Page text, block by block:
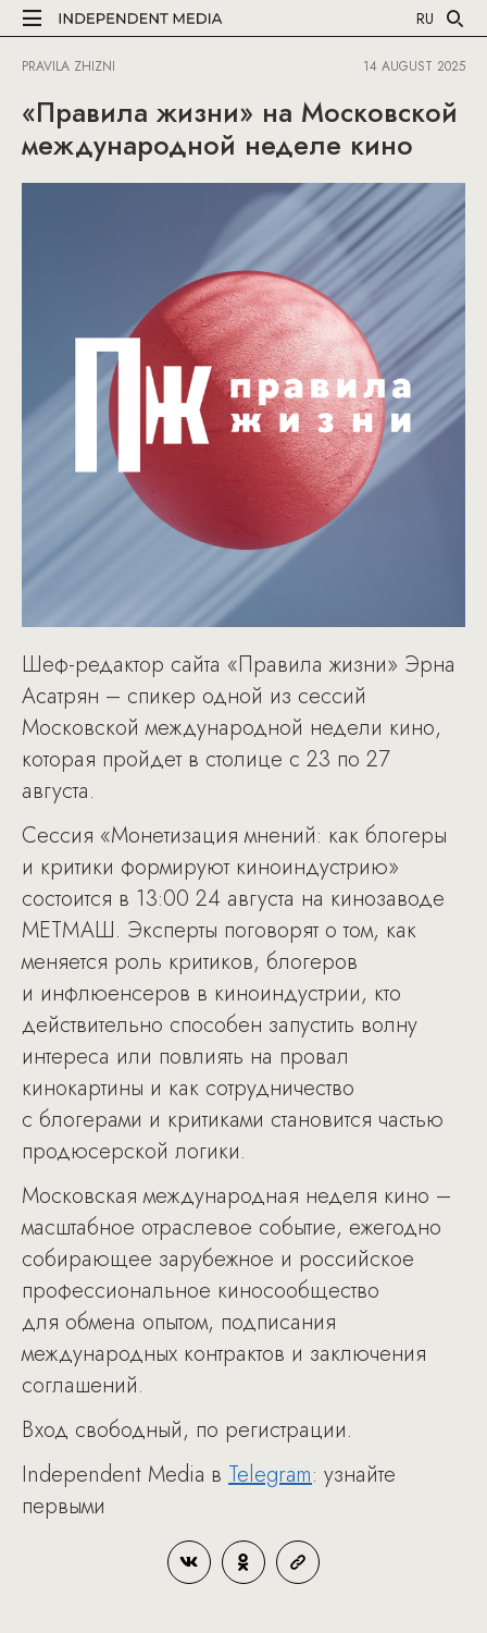
RU
PRAVILA ZHIZNI 14 AUGUST 2025
«Правила жизни» на Московской
международной неделе кино
Шеф-редактор сайта «Правила жизни» Эрна
Асатрян – спикер одной из сессий
Московской международной недели кино,
которая пройдет в столице с 23 по 27
августа.
Сессия «Монетизация мнений: как блогеры
и критики формируют киноиндустрию»
состоится в 13:00 24 августа на кинозаводе
МЕТМАШ. Эксперты поговорят о том, как
меняется роль критиков, блогеров
и инфлюенсеров в киноиндустрии, кто
действительно способен запустить волну
интереса или повлиять на провал
кинокартины и как сотрудничество
с блогерами и критиками становится частью
продюсерской логики.
Московская международная неделя кино –
масштабное отраслевое событие, ежегодно
собирающее зарубежное и российское
профессиональное киносообщество
для обмена опытом, подписания
международных контрактов и заключения
соглашений.
Вход свободный, по регистрации.
Independent Media в Telegram: узнайте
первыми